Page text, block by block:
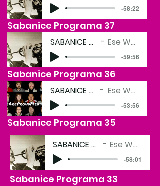
-58:22
Sabanice Programa 37
SABANICE 34 Ese Wey
-59:56
Sabanice Programa 36
SABANICE 29 Ese Wey
-53:56
Sabanice Programa 35
SABANICE 33 Ese Wey
-58:01
Sabanice Programa 33